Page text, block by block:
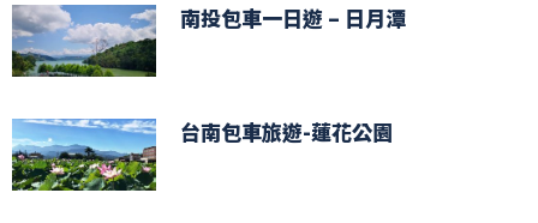
南投包車一日遊 – 日月潭
台南包車旅遊-蓮花公園